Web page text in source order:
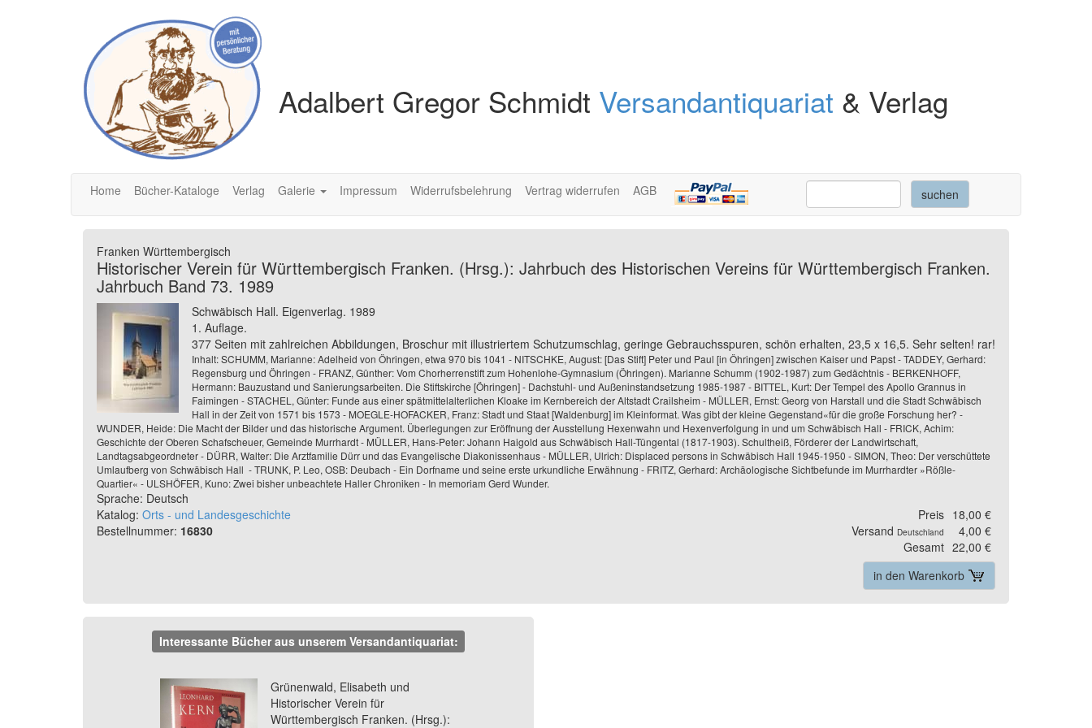
Adalbert Gregor Schmidt Versandantiquariat & Verlag
Home Bücher-Kataloge Verlag Galerie Impressum Widerrufsbelehrung Vertrag widerrufen AGB
Franken Württembergisch
Historischer Verein für Württembergisch Franken. (Hrsg.): Jahrbuch des Historischen Vereins für Württembergisch Franken.
Jahrbuch Band 73. 1989
Schwäbisch Hall. Eigenverlag. 1989
1. Auflage.
377 Seiten mit zahlreichen Abbildungen, Broschur mit illustriertem Schutzumschlag, geringe Gebrauchsspuren, schön erhalten, 23,5 x 16,5. Sehr selten! rar!
Inhalt: SCHUMM, Marianne: Adelheid von Öhringen, etwa 970 bis 1041 - NITSCHKE, August: [Das Stift] Peter und Paul [in Öhringen] zwischen Kaiser und Papst - TADDEY, Gerhard:
Regensburg und Öhringen - FRANZ, Günther: Vom Chorherrenstift zum Hohenlohe-Gymnasium (Öhringen). Marianne Schumm (1902-1987) zum Gedächtnis - BERKENHOFF,
Hermann: Bauzustand und Sanierungsarbeiten. Die Stiftskirche [Öhringen] - Dachstuhl- und Außeninstandsetzung 1985-1987 - BITTEL, Kurt: Der Tempel des Apollo Grannus in
Faimingen - STACHEL, Günter: Funde aus einer spätmittelalterlichen Kloake im Kernbereich der Altstadt Crailsheim - MÜLLER, Ernst: Georg von Harstall und die Stadt Schwäbisch
Hall in der Zeit von 1571 bis 1573 - MOEGLE-HOFACKER, Franz: Stadt und Staat [Waldenburg] im Kleinformat. Was gibt der kleine Gegenstand«für die große Forschung her? -
WUNDER, Heide: Die Macht der Bilder und das historische Argument. Überlegungen zur Eröffnung der Ausstellung Hexenwahn und Hexenverfolgung in und um Schwäbisch Hall - FRICK, Achim:
Geschichte der Oberen Schafscheuer, Gemeinde Murrhardt - MÜLLER, Hans-Peter: Johann Haigold aus Schwäbisch Hall-Tüngental (1817-1903). Schultheiß, Förderer der Landwirtschaft,
Landtagsabgeordneter - DÜRR, Walter: Die Arztfamilie Dürr und das Evangelische Diakonissenhaus - MÜLLER, Ulrich: Displaced persons in Schwäbisch Hall 1945-1950 - SIMON, Theo: Der verschüttete
Umlaufberg von Schwäbisch Hall - TRUNK, P. Leo, OSB: Deubach - Ein Dorfname und seine erste urkundliche Erwähnung - FRITZ, Gerhard: Archäologische Sichtbefunde im Murrhardter »Rößle-
Quartier« - ULSHÖFER, Kuno: Zwei bisher unbeachtete Haller Chroniken - In memoriam Gerd Wunder.
Sprache: Deutsch
Katalog: Orts - und Landesgeschichte
Bestellnummer: 16830
Preis 18,00 €
Versand Deutschland
4,00 €
Gesamt 22,00 €
in den Warenkorb
Interessante Bücher aus unserem Versandantiquariat:
Grünenwald, Elisabeth und
Historischer Verein für
Württembergisch Franken. (Hrsg.):
Previous